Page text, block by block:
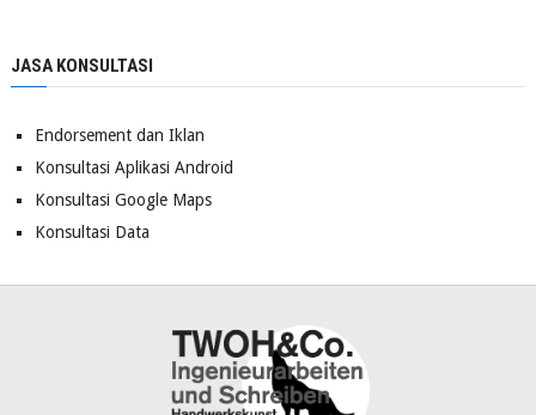
JASA KONSULTASI
Endorsement dan Iklan
Konsultasi Aplikasi Android
Konsultasi Google Maps
Konsultasi Data